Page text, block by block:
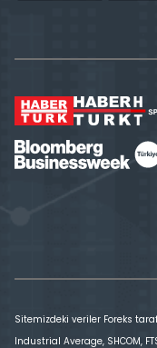
Sitemizdeki veriler Foreks
Industrial Average, SHCOM,